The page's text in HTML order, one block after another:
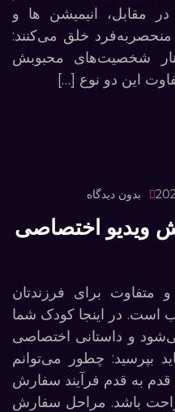
مقابل، انیمیشن ها و
خلق می‌کنند:
شخصیت‌های محبوبش
این دو نوع […]
بدون دیدگاه
ویدیو اختصاصی
متفاوت برای فرزندتان
است. در اینجا کودک شما
و داستانی اختصاصی
بپرسید: چطور می‌توانم
به قدم فرآیند سفارش
راحت باشد. مراحل سفارش